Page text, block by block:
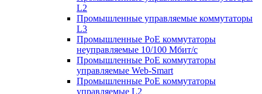
L2
Промышленные управляемые коммутаторы
L3
Промышленные PoE коммутаторы
неуправляемые 10/100 Мбит/с
Промышленные PoE коммутаторы
управляемые Web-Smart
Промышленные PoE коммутаторы
управляемые L2